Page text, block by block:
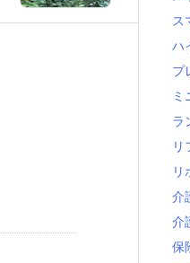
ス
ハ
プ
ミ
ラ
リ
リ
介
介
保